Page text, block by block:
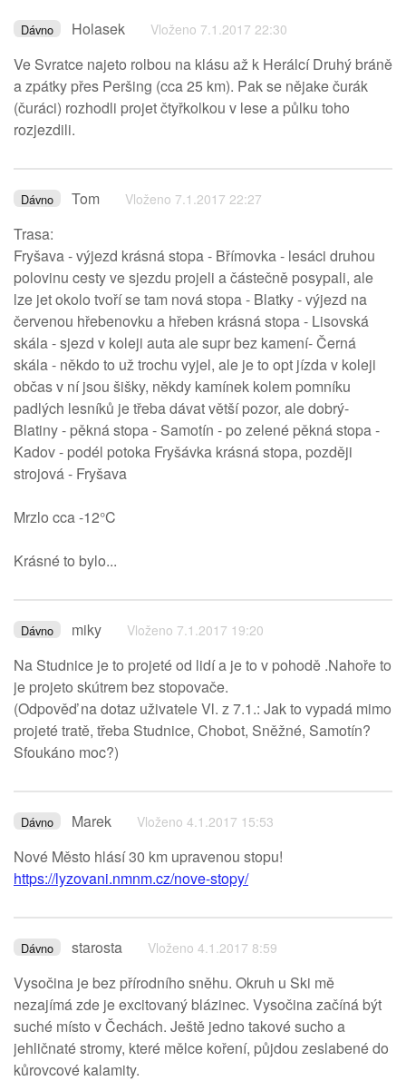
Dávno Holasek Vloženo 7.1.2017 22:30
Ve Svratce najeto rolbou na klásu až k Herálcí Druhý bráně
a zpátky přes Peršing (cca 25 km). Pak se nějake čurák
(čuráci) rozhodli projet čtyřkolkou v lese a půlku toho
rozjezdili.
Dávno Tom Vloženo 7.1.2017 22:27
Trasa:
Fryšava - výjezd krásná stopa - Břímovka - lesáci druhou
polovinu cesty ve sjezdu projeli a částečně posypali, ale
lze jet okolo tvoří se tam nová stopa - Blatky - výjezd na
červenou hřebenovku a hřeben krásná stopa - Lisovská
skála - sjezd v koleji auta ale supr bez kamení- Černá
skála - někdo to už trochu vyjel, ale je to opt jízda v koleji
občas v ní jsou šišky, někdy kamínek kolem pomníku
padlých lesníků je třeba dávat větší pozor, ale dobrý-
Blatiny - pěkná stopa - Samotín - po zelené pěkná stopa -
Kadov - podél potoka Fryšávka krásná stopa, později
strojová - Fryšava
Mrzlo cca -12°C
Krásné to bylo...
Dávno miky Vloženo 7.1.2017 19:20
Na Studnice je to projeté od lidí a je to v pohodě .Nahoře to
je projeto skútrem bez stopovače.
(Odpověď na dotaz uživatele Vl. z 7.1.: Jak to vypadá mimo
projeté tratě, třeba Studnice, Chobot, Sněžné, Samotín?
Sfoukáno moc?)
Dávno Marek Vloženo 4.1.2017 15:53
Nové Město hlásí 30 km upravenou stopu!
https://lyzovani.nmnm.cz/nove-stopy/
Dávno starosta Vloženo 4.1.2017 8:59
Vysočina je bez přírodního sněhu. Okruh u Ski mě
nezajímá zde je excitovaný blázinec. Vysočina začíná být
suché místo v Čechách. Ještě jedno takové sucho a
jehličnaté stromy, které mělce koření, půjdou zeslabené do
kůrovcové kalamity.